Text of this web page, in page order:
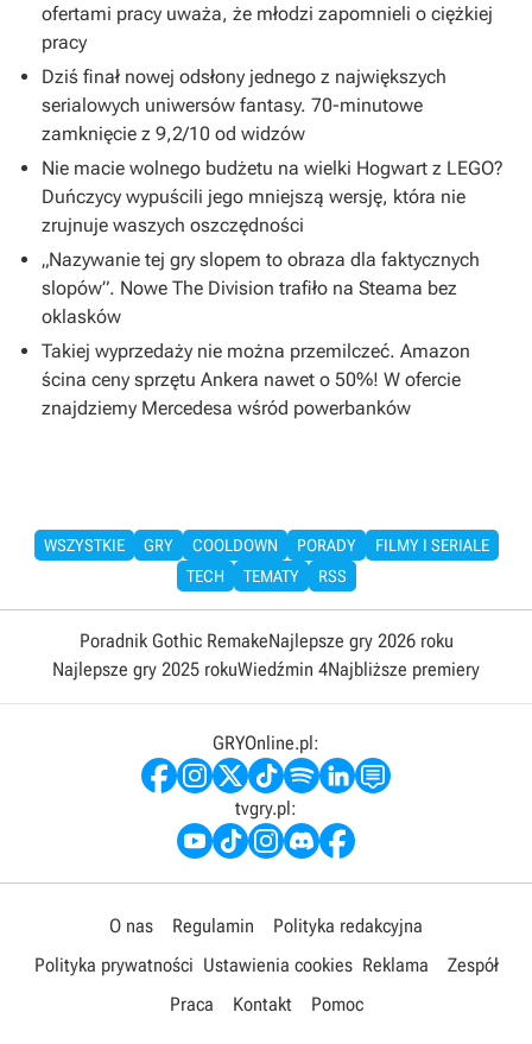
ofertami pracy uważa, że młodzi zapomnieli o ciężkiej
pracy
Dziś finał nowej odsłony jednego z największych
serialowych uniwersów fantasy. 70-minutowe
zamknięcie z 9,2/10 od widzów
Nie macie wolnego budżetu na wielki Hogwart z LEGO?
Duńczycy wypuścili jego mniejszą wersję, która nie
zrujnuje waszych oszczędności
„Nazywanie tej gry slopem to obraza dla faktycznych
slopów”. Nowe The Division trafiło na Steama bez
oklasków
Takiej wyprzedaży nie można przemilczeć. Amazon
ścina ceny sprzętu Ankera nawet o 50%! W ofercie
znajdziemy Mercedesa wśród powerbanków
WSZYSTKIE GRY COOLDOWN PORADY
FILMY I SERIALE
TECH
TEMATY RSS
Poradnik Gothic RemakeNajlepsze gry 2026 roku
Najlepsze gry 2025 rokuWiedźmin 4Najbliższe premiery
GRYOnline.pl:
tvgry.pl:
O nas Regulamin
Polityka redakcyjna
Polityka prywatności Ustawienia cookies Reklama
Zespół
Praca
Kontakt Pomoc